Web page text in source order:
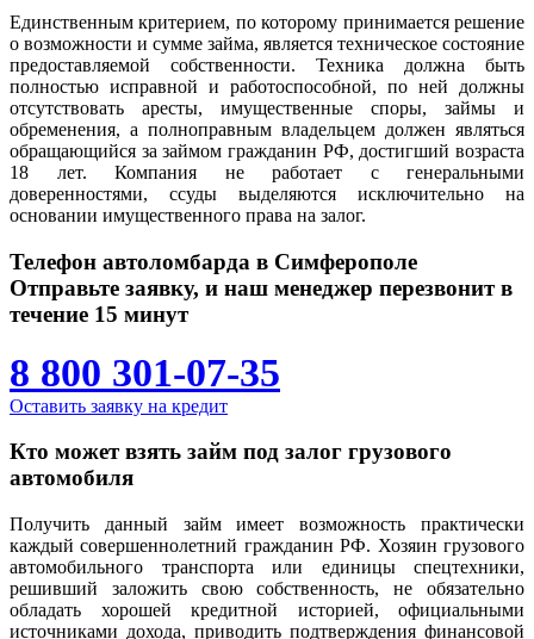
Единственным критерием, по которому принимается решение
о возможности и сумме займа, является техническое состояние
предоставляемой собственности. Техника должна быть
полностью исправной и работоспособной, по ней должны
отсутствовать аресты, имущественные споры, займы и
обременения, а полноправным владельцем должен являться
обращающийся за займом гражданин РФ, достигший возраста
18 лет. Компания не работает с генеральными
доверенностями, ссуды выделяются исключительно на
основании имущественного права на залог.
Телефон автоломбарда в Симферополе
Отправьте заявку, и наш менеджер перезвонит в
течение 15 минут
8 800 301-07-35
Оставить заявку на кредит
Кто может взять займ под залог грузового
автомобиля
Получить данный займ имеет возможность практически
каждый совершеннолетний гражданин РФ. Хозяин грузового
автомобильного транспорта или единицы спецтехники,
решивший заложить свою собственность, не обязательно
обладать хорошей кредитной историей, официальными
источниками дохода, приводить подтверждения финансовой